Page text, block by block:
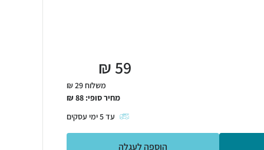
59
₪
משלוח 29 ₪
מחיר סופי: 88
₪
עד5ימי עסקים
הוספה לעגלה